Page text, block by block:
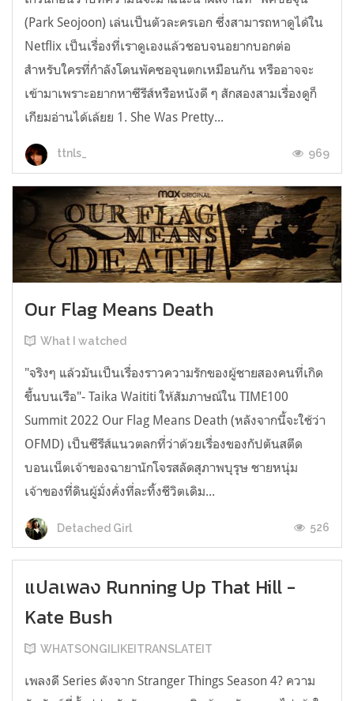
(Park Seojoon) เล่นเป็นตัวละครเอก ซึ่งสามารถหาดูได้ใน
Netflix เป็นเรื่องที่เราดูเองแล้วชอบจนอยากบอกต่อ
สำหรับใครที่กำลังโดนพัคซอจุนตกเหมือนกัน หรืออาจจะ
เข้ามาเพราะอยากหาซีรีส์หรือหนังดี ๆ สักสองสามเรื่องดูก็
เกียมอ่านได้เล้ยย 1. She Was Pretty...
ttnls_ 969
Our Flag Means Death
What I watched
"จริงๆ แล้วมันเป็นเรื่องราวความรักของผู้ชายสองคนที่เกิด
ขึ้นบนเรือ"- Taika Waititi ให้สัมภาษณ์ใน TIME100
Summit 2022 Our Flag Means Death (หลังจากนี้จะใช้ว่า
OFMD) เป็นซีรีส์แนวตลกที่ว่าด้วยเรื่องของกัปตันสตีด
บอนเน็ตเจ้าของฉายานักโจรสลัดสุภาพบุรุษ ชายหนุ่ม
เจ้าของที่ดินผู้มั่งคั่งที่ละทิ้งชีวิตเดิม...
Detached Girl 526
แปลเพลง Running Up That Hill -
Kate Bush
WHATSONGILIKEITRANSLATEIT
เพลงดี Series ดังจาก Stranger Things Season 4? ความ